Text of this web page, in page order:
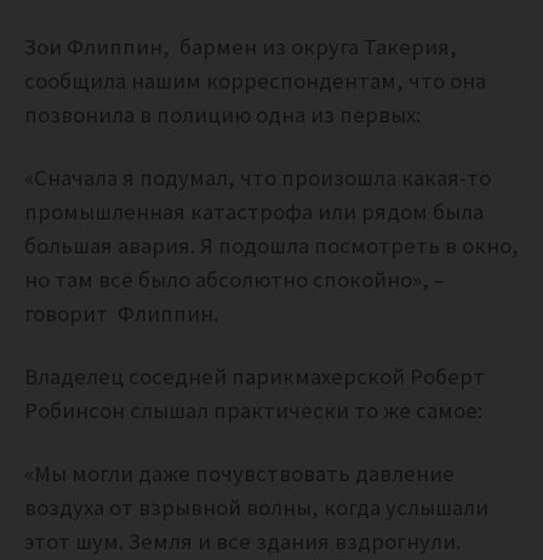
Зои Флиппин, бармен из округа Такерия,
сообщила нашим корреспондентам, что она
позвонила в полицию одна из первых:
«Сначала я подумал, что произошла какая-то
промышленная катастрофа или рядом была
большая авария. Я подошла посмотреть в окно,
но там всё было абсолютно спокойно», –
говорит Флиппин.
Владелец соседней парикмахерской Роберт
Робинсон слышал практически то же самое:
«Мы могли даже почувствовать давление
воздуха от взрывной волны, когда услышали
этот шум. Земля и все здания вздрогнули.